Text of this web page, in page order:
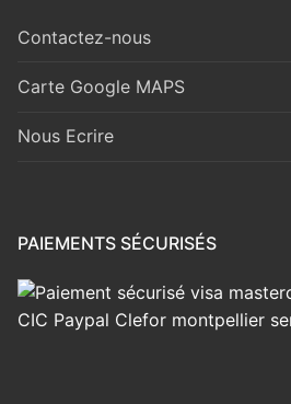
Contactez-nous
Carte Google MAPS
Nous Ecrire
PAIEMENTS SÉCURISÉS